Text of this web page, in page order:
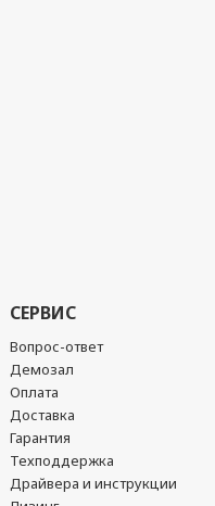
СЕРВИС
Вопрос-ответ
Демозал
Оплата
Доставка
Гарантия
Техподдержка
Драйвера и инструкции